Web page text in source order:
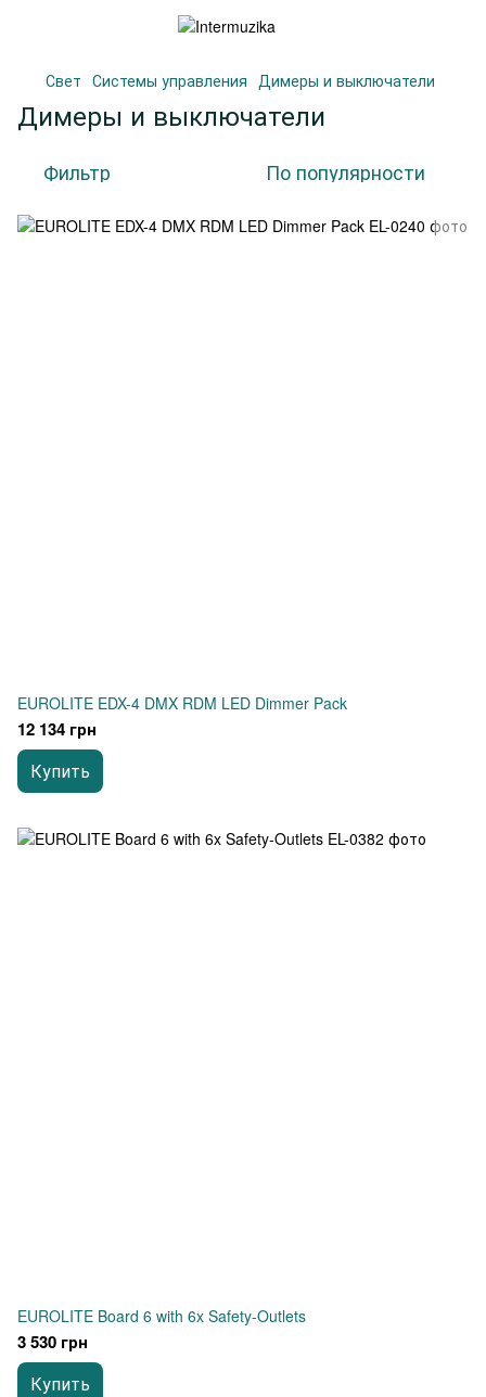
Свет Системы управления Димеры и выключатели
Димеры и выключатели
Фильтр По популярности
EUROLITE EDX-4 DMX RDM LED Dimmer Pack
12 134 грн
Купить
EUROLITE Board 6 with 6x Safety-Outlets
3 530 грн
Купить